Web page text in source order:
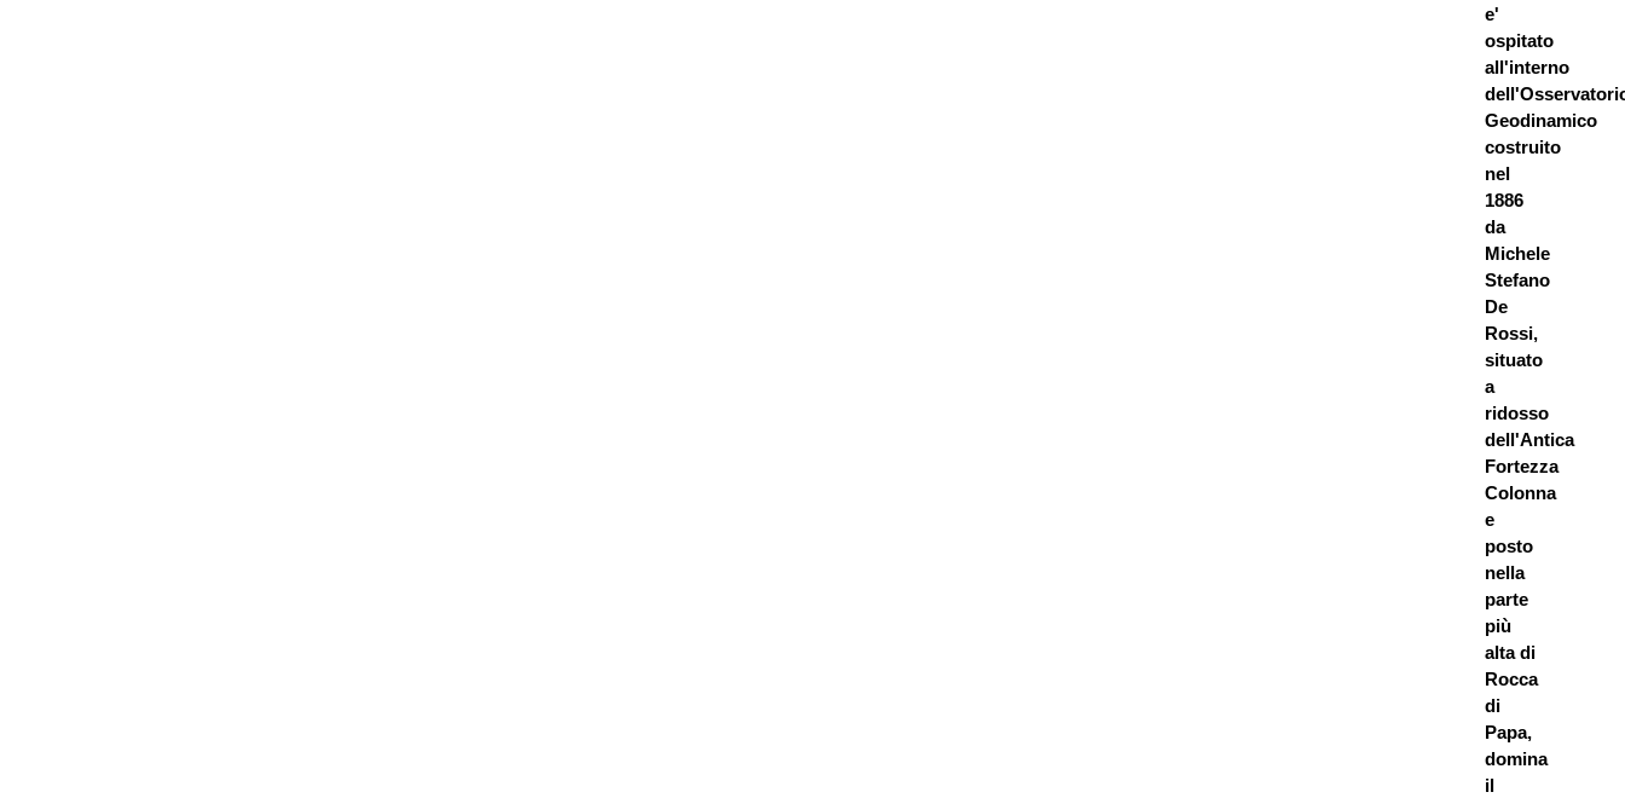
e'
ospitato
all'interno
Geodinamico
costruito
nel
1886
da
Michele
Stefano
De
Rossi,
situato
a
ridosso
dell'Antica
Fortezza
Colonna
e
posto
nella
parte
più
alta di
Rocca
di
Papa,
domina
il